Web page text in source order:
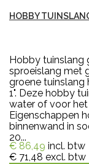
HOBBY
Hobby tuinslang
sproeislang met
groene
1". Deze hobby
water of voor
Eigenschappen
binnenwand in
20...
€ 86,49 incl. btw
€ 71,48 excl. btw